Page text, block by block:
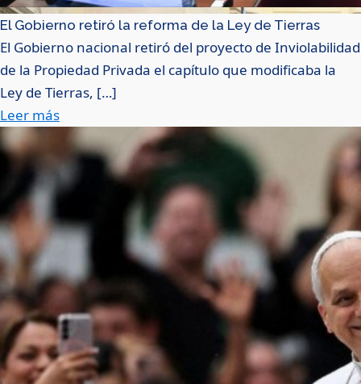
El Gobierno retiró la reforma de la Ley de Tierras
El Gobierno nacional retiró del proyecto de Inviolabilidad
de la Propiedad Privada el capítulo que modificaba la
Ley de Tierras, […]
Leer más